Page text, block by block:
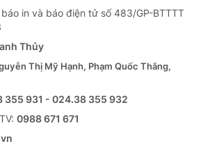
in và báo điện tử số 483/GP-BTTTT
Thủy
Thị Mỹ Hạnh, Phạm Quốc Thắng,
355 931 - 024.38 355 932
0988 671 671